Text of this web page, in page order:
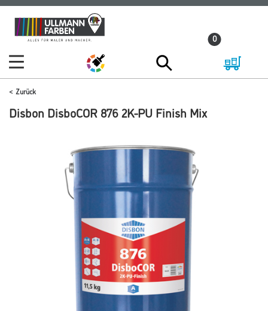
Zum
Inhalt
Zum
Navigationsmenü
0
Zurück
Disbon DisboCOR 876 2K-PU Finish Mix